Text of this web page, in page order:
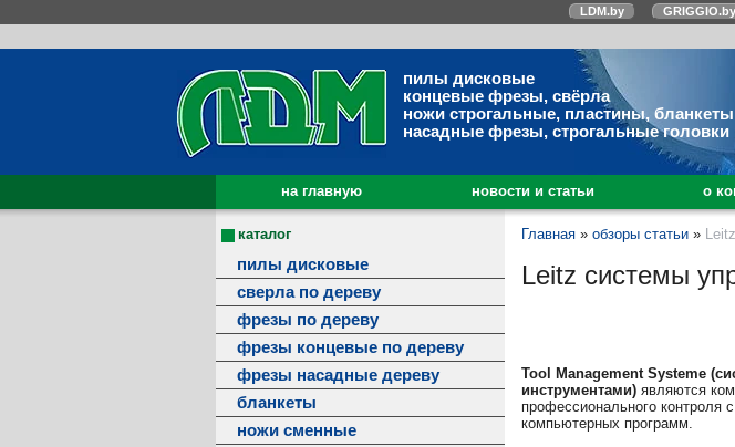
LDM.by GRIGGIO.by
пилы дисковые
концевые фрезы, свёрла
ножи строгальные, пластины, бланкеты
насадные фрезы, строгальные головки
на главную новости и статьи о
каталог
пилы дисковые
сверла по дереву
фрезы по дереву
фрезы концевые по дереву
фрезы насадные дереву
бланкеты
ножи сменные
Главная » обзоры статьи »
Leitz системы
Tool Management Systeme
инструментами) являются
профессионального
компьютерных программ.